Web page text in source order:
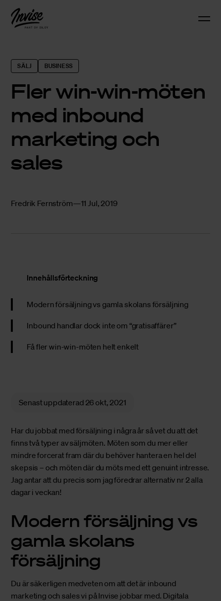
SÄLJ BUSINESS
Fler win-win-möten
med inbound
marketing och
sales
Fredrik Fernström 11 Jul, 2019
Innehållsförteckning
Modern försäljning vs gamla skolans försäljning
Inbound handlar dock inte om “gratisaffärer”
Få fler win-win-möten helt enkelt
Senast uppdaterad 26 okt, 2021
Har du jobbat med försäljning i några år så vet du att det
finns två typer av säljmöten. Möten som du mer eller
mindre forcerat fram där du behöver hantera en hel del
skepsis – och möten där du möts med ett genuint intresse.
Jag antar att du precis som jag föredrar alternativ nr 2 alla
dagar i veckan!
Modern försäljning vs
gamla skolans
försäljning
Du är säkerligen medveten om att det är inbound
marketing och sales vi på Invise jobbar med. Digitala